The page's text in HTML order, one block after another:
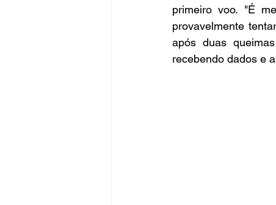
primeiro voo. "É
provavelmente
após duas
recebendo dados e